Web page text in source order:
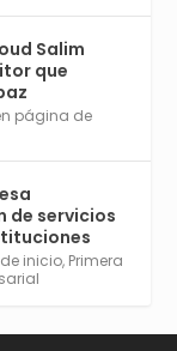
·
capital o
de las
Cities
de gran
inscripción:
Salim
que
página de
de servicios
inicio, Primera